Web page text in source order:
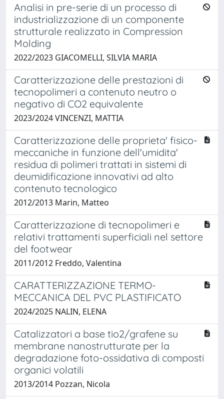
Analisi in pre-serie di un processo di
industrializzazione di un componente
strutturale realizzato in Compression
Molding
2022/2023 GIACOMELLI, SILVIA MARIA
Caratterizzazione delle prestazioni di
tecnopolimeri a contenuto neutro o
negativo di CO2 equivalente
2023/2024 VINCENZI, MATTIA
Caratterizzazione delle proprieta' fisico-
meccaniche in funzione dell'umidita'
residua di polimeri trattati in sistemi di
deumidificazione innovativi ad alto
contenuto tecnologico
2012/2013 Marin, Matteo
Caratterizzazione di tecnopolimeri e
relativi trattamenti superficiali nel settore
del footwear
2011/2012 Freddo, Valentina
CARATTERIZZAZIONE TERMO-
MECCANICA DEL PVC PLASTIFICATO
2024/2025 NALIN, ELENA
Catalizzatori a base tio2/grafene su
membrane nanostrutturate per la
degradazione foto-ossidativa di composti
organici volatili
2013/2014 Pozzan, Nicola